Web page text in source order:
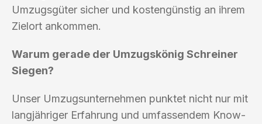
Umzugsgüter sicher und kostengünstig an ihrem
Zielort ankommen.
Warum gerade der Umzugskönig Schreiner
Siegen?
Unser Umzugsunternehmen punktet nicht nur mit
langjähriger Erfahrung und umfassendem Know-